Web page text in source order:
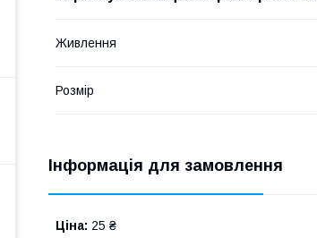
Живлення
Розмір
Інформація для замовлення
Ціна: 25 ₴